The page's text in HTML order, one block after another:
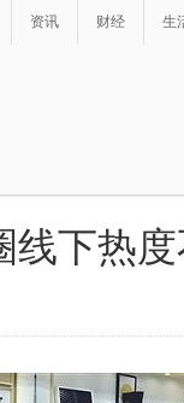
资讯 财经 生
线下热